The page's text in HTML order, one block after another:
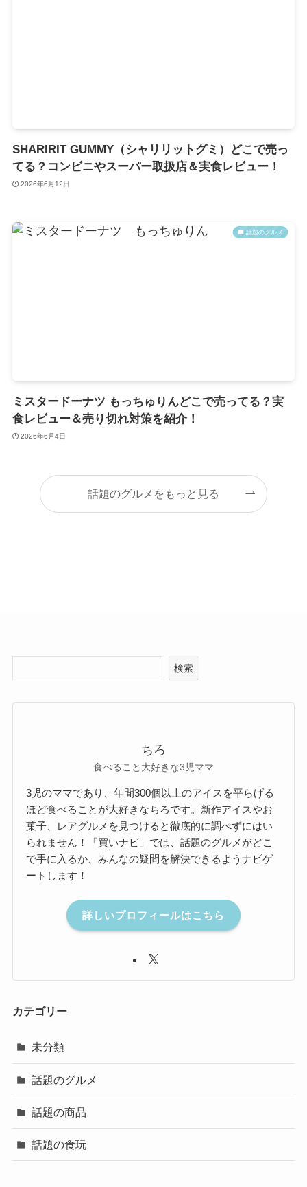
SHARIRIT GUMMY（シャリリットグミ）どこで売っ
てる？コンビニやスーパー取扱店＆実食レビュー！
2026年6月12日
話題のグルメ
ミスタードーナツ もっちゅりんどこで売ってる？実
食レビュー＆売り切れ対策を紹介！
2026年6月4日
話題のグルメをもっと見る
検索
ちろ
食べること大好きな3児ママ
3児のママであり、年間300個以上のアイスを平らげる
ほど食べることが大好きなちろです。新作アイスやお
菓子、レアグルメを見つけると徹底的に調べずにはい
られません！「買いナビ」では、話題のグルメがどこ
で手に入るか、みんなの疑問を解決できるようナビゲ
ートします！
詳しいプロフィールはこちら
カテゴリー
未分類
話題のグルメ
話題の商品
話題の食玩